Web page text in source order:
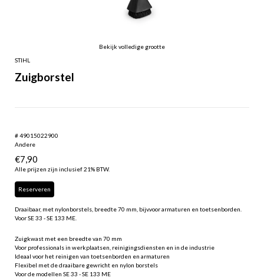
Bekijk volledige grootte
STIHL
Zuigborstel
# 49015022900
Andere
€7,90
Alle prijzen zijn inclusief 21% BTW.
Reserveren
Draaibaar, met nylonborstels, breedte 70 mm, bijv.voor armaturen en toetsenborden.
Voor SE 33 - SE 133 ME.
Zuigkwast met een breedte van 70 mm
Voor professionals in werkplaatsen, reinigingsdiensten en in de industrie
Ideaal voor het reinigen van toetsenborden en armaturen
Flexibel met de draaibare gewricht en nylon borstels
Voor de modellen SE 33 - SE 133 ME